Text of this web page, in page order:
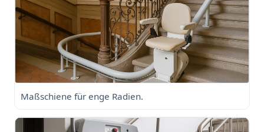
Maßschiene für enge Radien.